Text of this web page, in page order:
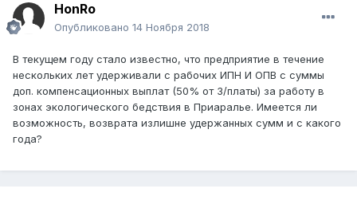
HonRo
Опубликовано 14 Ноября 2018
В текущем году стало известно, что предприятие в течение
нескольких лет удерживали с рабочих ИПН И ОПВ с суммы
доп. компенсационных выплат (50% от З/платы) за работу в
зонах экологического бедствия в Приаралье. Имеется ли
возможность, возврата излишне удержанных сумм и с какого
года?